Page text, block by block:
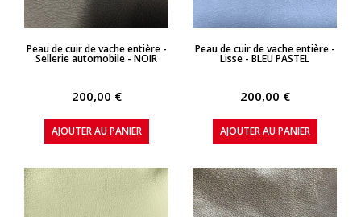
APERÇU RAPIDE
Peau de cuir de vache entière -
Sellerie automobile - NOIR
200,00 €
AJOUTER AU PANIER
APERÇU RAPIDE
Peau de cuir de vache entière -
Lisse - BLEU PASTEL
200,00 €
AJOUTER AU PANIER